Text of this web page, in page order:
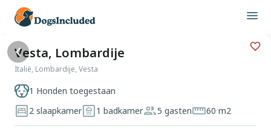
Vesta, Lombardije
Italië, Lombardije, Vesta
1 Honden toegestaan
2 slaapkamer
1 badkamer 5 gasten 60 m2